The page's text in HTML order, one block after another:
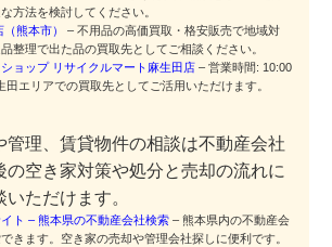
方法を検討してください。
熊本市）
– 不用品の高価買取・格安販売で地域対
整理で出た品の買取先としてご相談ください。
ョップ リサイクルマート麻生田店 – 営業時間: 10:00
田エリアでの買取先としてご活用いただけます。
管理、賃貸物件の相談は不動産会社
の空き家対策や処分と売却の流れに
ただけます。
ト – 熊本県の不動産会社検索 – 熊本県内の不動産会
きます。空き家の売却や管理会社探しに便利です。